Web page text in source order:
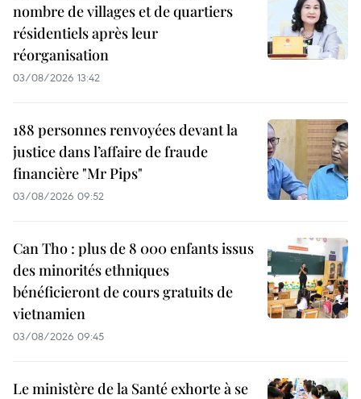
nombre de villages et de quartiers
résidentiels après leur
réorganisation
03/08/2026 13:42
188 personnes renvoyées devant la
justice dans l’affaire de fraude
financière "Mr Pips"
03/08/2026 09:52
Can Tho : plus de 8 000 enfants issus
des minorités ethniques
bénéficieront de cours gratuits de
vietnamien
03/08/2026 09:45
Le ministère de la Santé exhorte à se